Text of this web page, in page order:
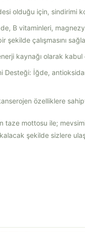
olduğu için, sindirimi
B vitaminleri,
şekilde çalışmasını
kaynağı olarak
Desteği: İğde,
özelliklere
taze mottosu ile;
şekilde sizlere